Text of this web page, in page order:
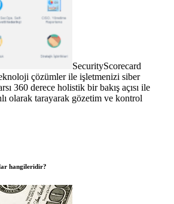
SecurityScorecard
çözümler ile işletmenizi siber
360 derece holistik bir bakış açısı ile
olarak tarayarak gözetim ve kontrol
hangileridir?